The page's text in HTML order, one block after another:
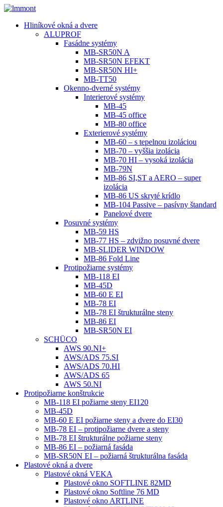
Hliníkové okná a dvere
ALUPROF
Fasádne systémy
MB-SR50N A
MB-SR50N EFEKT
MB-SR50N HI+
MB-TT50
Okenno-dverné systémy
Interierové systémy
MB-45
MB-45 office
MB-80 office
Exterierové systémy
MB-60 – s tepelnou izoláciou
MB-70 – vyššia izolácia
MB-70 HI – vysoká izolácia
MB-79N
MB-86 SI,ST a AERO – super
izolácia
MB-86 US skryté krídlo
MB-104 Passive – pasívny štandard
Panelové dvere
Posuvné systémy
MB-59 HS
MB-77 HS – zdvižno posuvné dvere
MB-SLIDER WINDOW
MB-86 Fold Line
Protipožiarne systémy
MB-118 EI
MB-45D
MB-60 E EI
MB-78 EI
MB-78 EI štrukturálne steny
MB-86 EI
MB-SR50N EI
SCHÜCO
AWS 90.NI+
AWS/ADS 75.SI
AWS/ADS 70.HI
AWS/ADS 65
AWS 50.NI
Protipožiarne konštrukcie
MB-118 EI požiarne steny EI120
MB-45D
MB-60 E EI požiarne steny a dvere do EI30
MB-78 EI – protipožiarne dvere a steny
MB-78 EI štrukturálne požiarne steny
MB-86 EI – požiarná fasáda
MB-SR50N EI – požiarná štrukturálna fasáda
Plastové okná a dvere
Plastové okná VEKA
Plastové okno SOFTLINE 82MD
Plastové okno Softline 76 MD
Plastové okno ARTLINE